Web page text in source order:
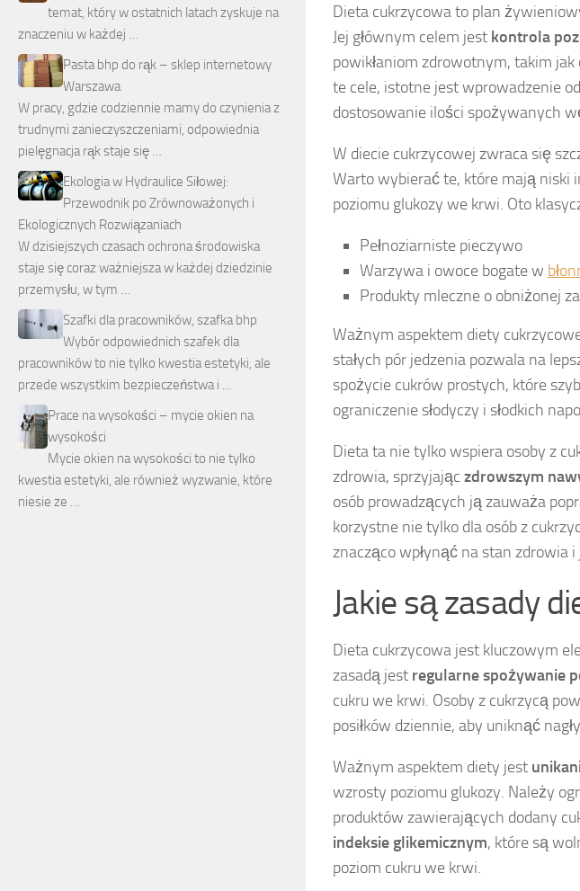
Dieta cukrzycowa to plan
Jej głównym celem jest kontrola
powikłaniom zdrowotnym, takim
te cele, istotne jest wprowadzenie
dostosowanie ilości spożywanych
W diecie cukrzycowej zwraca się
Warto wybierać te, które mają niski
poziomu glukozy we krwi. Oto
Pełnoziarniste pieczywo
Warzywa i owoce bogate w
Produkty mleczne o obniżonej
Ważnym aspektem diety
stałych pór jedzenia pozwala na
spożycie cukrów prostych, które
ograniczenie słodyczy i słodkich
Dieta ta nie tylko wspiera osoby z
zdrowia, sprzyjając zdrowszym
osób prowadzących ją zauważa
korzystne nie tylko dla osób z
znacząco wpłynąć na stan zdrowia
Jakie są zasady
Dieta cukrzycowa jest kluczowym
zasadą jest regularne spożywanie
cukru we krwi. Osoby z cukrzycą
posiłków dziennie, aby uniknąć
Ważnym aspektem diety jest
wzrosty poziomu glukozy. Należy
produktów zawierających dodany
indeksie glikemicznym, które są
poziom cukru we krwi.
temat, który w ostatnich latach zyskuje na
znaczeniu w każdej …
Pasta bhp do rąk – sklep internetowy
Warszawa
W pracy, gdzie codziennie mamy do czynienia z
trudnymi zanieczyszczeniami, odpowiednia
pielęgnacja rąk staje się …
Ekologia w Hydraulice Siłowej:
Przewodnik po Zrównoważonych i
Ekologicznych Rozwiązaniach
W dzisiejszych czasach ochrona środowiska
staje się coraz ważniejsza w każdej dziedzinie
przemysłu, w tym …
Szafki dla pracowników, szafka bhp
Wybór odpowiednich szafek dla
pracowników to nie tylko kwestia estetyki, ale
przede wszystkim bezpieczeństwa i …
Prace na wysokości – mycie okien na
wysokości
Mycie okien na wysokości to nie tylko
kwestia estetyki, ale również wyzwanie, które
niesie ze …